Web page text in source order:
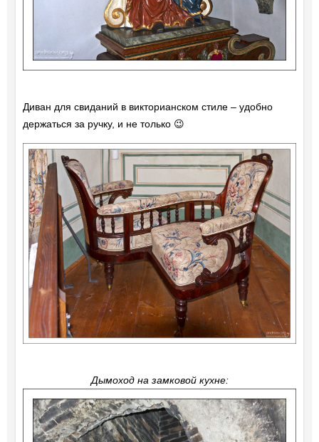
Диван для свиданий в викторианском стиле – удобно
держаться за ручку, и не только 😉
Дымоход на замковой кухне: